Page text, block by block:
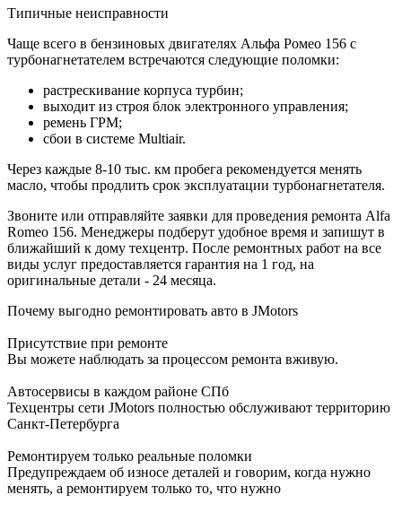
Типичные неисправности
Чаще всего в бензиновых двигателях Альфа Ромео 156 с
турбонагнетателем встречаются следующие поломки:
растрескивание корпуса турбин;
выходит из строя блок электронного управления;
ремень ГРМ;
сбои в системе Multiair.
Через каждые 8-10 тыс. км пробега рекомендуется менять
масло, чтобы продлить срок эксплуатации турбонагнетателя.
Звоните или отправляйте заявки для проведения ремонта Alfa
Romeo 156. Менеджеры подберут удобное время и запишут в
ближайший к дому техцентр. После ремонтных работ на все
виды услуг предоставляется гарантия на 1 год, на
оригинальные детали - 24 месяца.
Почему выгодно ремонтировать авто в JMotors
Присутствие при ремонте
Вы можете наблюдать за процессом ремонта вживую.
Автосервисы в каждом районе СПб
Техцентры сети JMotors полностью обслуживают территорию
Санкт-Петербурга
Ремонтируем только реальные поломки
Предупреждаем об износе деталей и говорим, когда нужно
менять, а ремонтируем только то, что нужно